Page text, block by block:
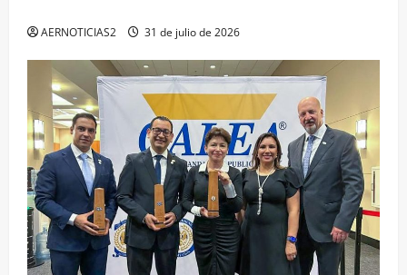
AERNOTICIAS2 31 de julio de 2026